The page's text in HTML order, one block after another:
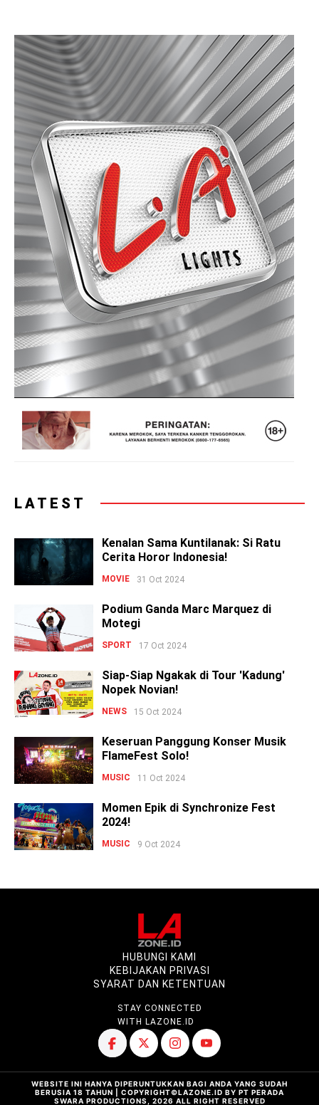
LATEST
Kenalan Sama Kuntilanak: Si Ratu
Cerita Horor Indonesia!
MOVIE 31 Oct 2024
Podium Ganda Marc Marquez di
Motegi
SPORT 17 Oct 2024
Siap-Siap Ngakak di Tour 'Kadung'
Nopek Novian!
NEWS 15 Oct 2024
Keseruan Panggung Konser Musik
FlameFest Solo!
MUSIC 11 Oct 2024
Momen Epik di Synchronize Fest
2024!
MUSIC 9 Oct 2024
HUBUNGI KAMI
KEBIJAKAN PRIVASI
SYARAT DAN KETENTUAN
STAY CONNECTED
WITH LAZONE.ID
WEBSITE INI HANYA DIPERUNTUKKAN BAGI ANDA YANG SUDAH
BERUSIA 18 TAHUN | COPYRIGHT©LAZONE.ID BY PT PERADA
SWARA PRODUCTIONS, 2026 ALL RIGHT RESERVED